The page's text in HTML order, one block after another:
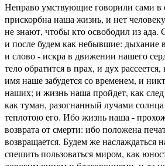
Неправо умствующие говорили сами в
прискорбна наша жизнь, и нет
не знают, чтобы кто освободил из
и после будем как небывшие: дыхание
и слово - искра в движении нашего
тело обратится в прах, и дух
имя наше забудется со временем, и
наших; и жизнь наша пройдет, как след
как туман, разогнанный лучами
теплотою его. Ибо жизнь наша -
возврата от смерти: ибо положена
возвращается. Будем же наслаждаться
спешить пользоваться миром, как